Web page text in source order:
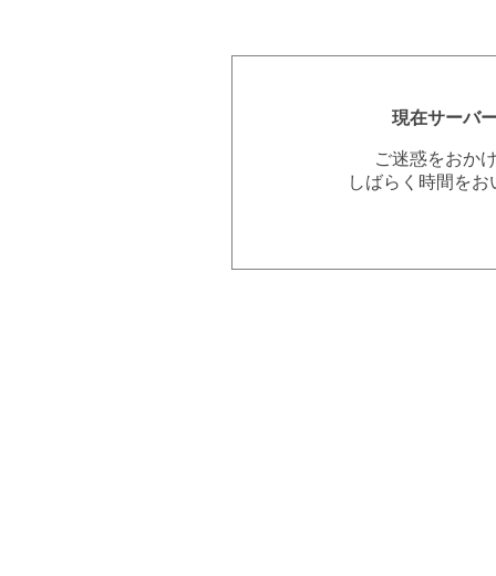
現在サーバ
ご迷惑をおか
しばらく時間を